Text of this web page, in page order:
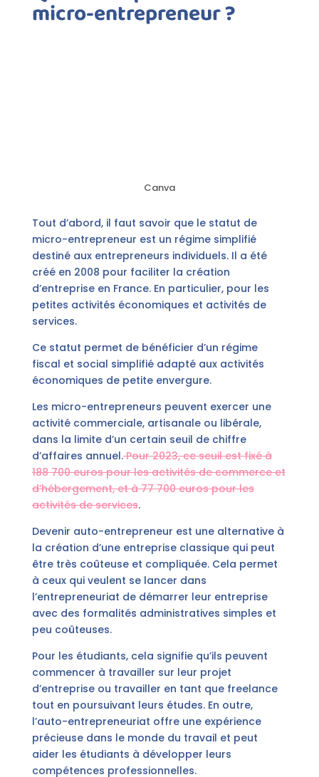
micro-entrepreneur ?
Canva
Tout d’abord, il faut savoir que le statut de
micro-entrepreneur est un régime simplifié
destiné aux entrepreneurs individuels. Il a été
créé en 2008 pour faciliter la création
d’entreprise en France. En particulier, pour les
petites activités économiques et activités de
services.
Ce statut permet de bénéficier d’un régime
fiscal et social simplifié adapté aux activités
économiques de petite envergure.
Les micro-entrepreneurs peuvent exercer une
activité commerciale, artisanale ou libérale,
dans la limite d’un certain seuil de chiffre
d’affaires annuel.Pour 2023, ce seuil est fixé à
188 700 euros pour les activités de commerce et
d’hébergement, et à 77 700 euros pour les
activités de services.
Devenir auto-entrepreneur est une alternative à
la création d’une entreprise classique qui peut
être très coûteuse et compliquée. Cela permet
à ceux qui veulent se lancer dans
l’entrepreneuriat de démarrer leur entreprise
avec des formalités administratives simples et
peu coûteuses.
Pour les étudiants, cela signifie qu’ils peuvent
commencer à travailler sur leur projet
d’entreprise ou travailler en tant que freelance
tout en poursuivant leurs études. En outre,
l’auto-entrepreneuriat offre une expérience
précieuse dans le monde du travail et peut
aider les étudiants à développer leurs
compétences professionnelles.